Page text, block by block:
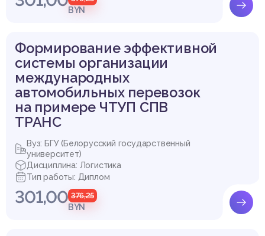
BYN
Формирование эффективной
системы организации
международных
автомобильных перевозок
на примере ЧТУП СПВ
ТРАНС
Вуз: БГУ (Белорусский государственный
университет)
Дисциплина: Логистика
Тип работы: Диплом
301,00 376,25
BYN